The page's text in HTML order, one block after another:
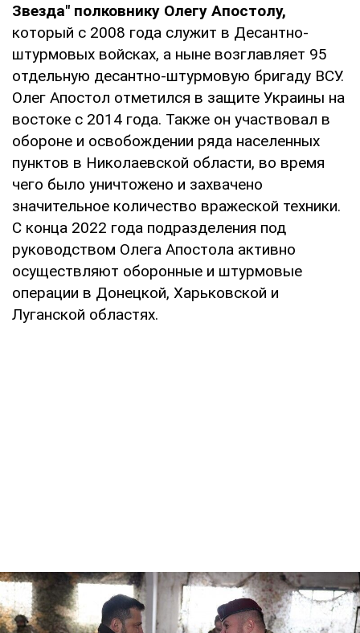
Звезда" полковнику Олегу Апостолу,
который с 2008 года служит в Десантно-
штурмовых войсках, а ныне возглавляет 95
отдельную десантно-штурмовую бригаду ВСУ.
Олег Апостол отметился в защите Украины на
востоке с 2014 года. Также он участвовал в
обороне и освобождении ряда населенных
пунктов в Николаевской области, во время
чего было уничтожено и захвачено
значительное количество вражеской техники.
С конца 2022 года подразделения под
руководством Олега Апостола активно
осуществляют оборонные и штурмовые
операции в Донецкой, Харьковской и
Луганской областях.